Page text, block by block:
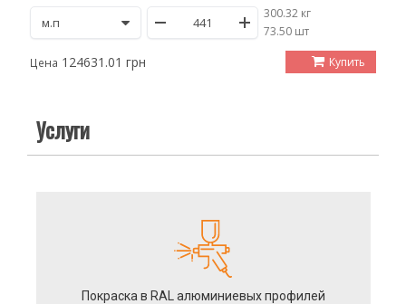
300.32 кг
/73.50 шт
Цена 124631.01 грн Купить
Услуги
Покраска в RAL алюминиевых профилей